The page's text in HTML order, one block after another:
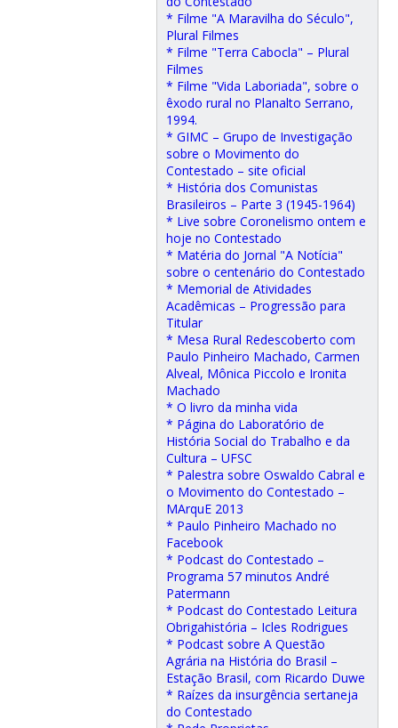
* Filme "A Maravilha do Século",
Plural Filmes
* Filme "Terra Cabocla" – Plural
Filmes
* Filme "Vida Laboriada", sobre o
êxodo rural no Planalto Serrano,
1994.
* GIMC – Grupo de Investigação
sobre o Movimento do
Contestado – site oficial
* História dos Comunistas
Brasileiros – Parte 3 (1945-1964)
* Live sobre Coronelismo ontem e
hoje no Contestado
* Matéria do Jornal "A Notícia"
sobre o centenário do Contestado
* Memorial de Atividades
Acadêmicas – Progressão para
Titular
* Mesa Rural Redescoberto com
Paulo Pinheiro Machado, Carmen
Alveal, Mônica Piccolo e Ironita
Machado
* O livro da minha vida
* Página do Laboratório de
História Social do Trabalho e da
Cultura – UFSC
* Palestra sobre Oswaldo Cabral e
o Movimento do Contestado –
MArquE 2013
* Paulo Pinheiro Machado no
Facebook
* Podcast do Contestado –
Programa 57 minutos André
Patermann
* Podcast do Contestado Leitura
Obrigahistória – Icles Rodrigues
* Podcast sobre A Questão
Agrária na História do Brasil –
Estação Brasil, com Ricardo Duwe
* Raízes da insurgência sertaneja
do Contestado